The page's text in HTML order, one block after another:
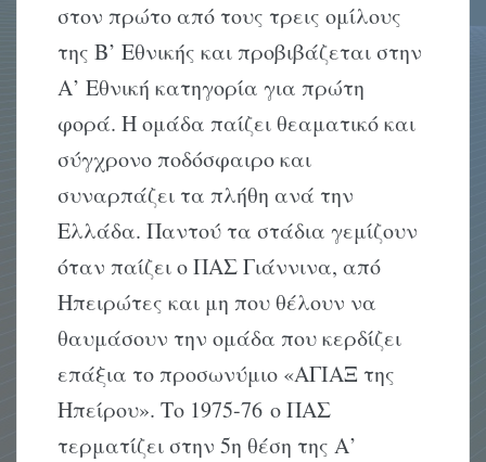
στον πρώτο από τους τρεις ομίλους
της Β’ Εθνικής και προβιβάζεται στην
Α’ Εθνική κατηγορία για πρώτη
φορά. Η ομάδα παίζει θεαματικό και
σύγχρονο ποδόσφαιρο και
συναρπάζει τα πλήθη ανά την
Ελλάδα. Παντού τα στάδια γεμίζουν
όταν παίζει ο ΠΑΣ Γιάννινα, από
Ηπειρώτες και μη που θέλουν να
θαυμάσουν την ομάδα που κερδίζει
επάξια το προσωνύμιο «ΑΓΙΑΞ της
Ηπείρου». Το 1975-76 ο ΠΑΣ
τερματίζει στην 5η θέση της Α’